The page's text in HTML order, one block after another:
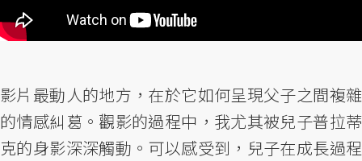
影片最動人的地方，在於它如何呈現父子之間複雜
的情感糾葛。觀影的過程中，我尤其被兒子普拉蒂
克的身影深深觸動。可以感受到，兒子在成長過程